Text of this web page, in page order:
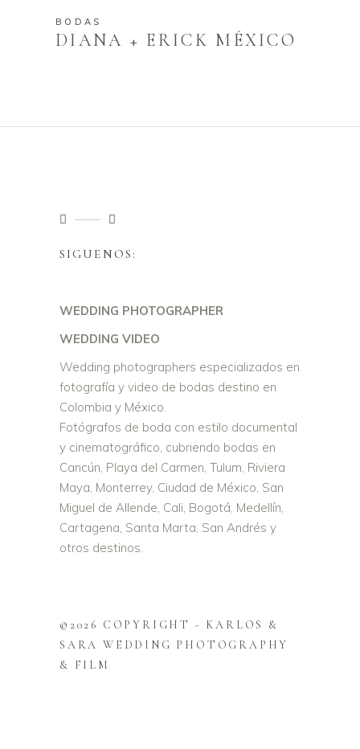
BODAS
DIANA + ERICK MÉXICO
SIGUENOS:
WEDDING PHOTOGRAPHER
WEDDING VIDEO
Wedding photographers especializados en
fotografía y video de bodas destino en
Colombia y México.
Fotógrafos de boda con estilo documental
y cinematográfico, cubriendo bodas en
Cancún, Playa del Carmen, Tulum, Riviera
Maya, Monterrey, Ciudad de México, San
Miguel de Allende, Cali, Bogotá, Medellín,
Cartagena, Santa Marta, San Andrés y
otros destinos.
©2026 COPYRIGHT - KARLOS &
SARA WEDDING PHOTOGRAPHY
& FILM